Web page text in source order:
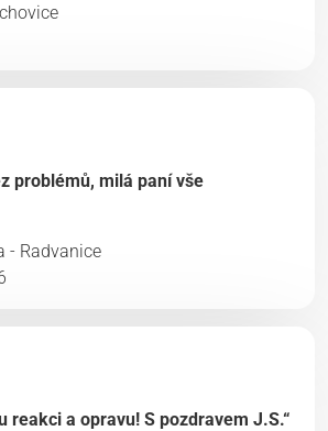
problémů, milá paní vše
- Radvanice
reakci a opravu! S pozdravem J.S.“